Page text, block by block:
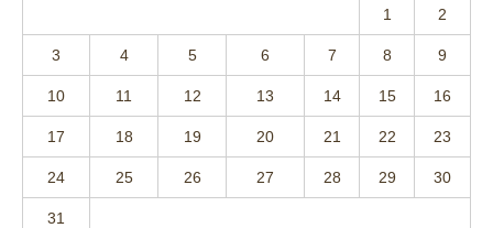
1 2
3 4 5 6 7 8 9
10 11 12 13 14 15 16
17 18 19 20 21 22 23
24 25 26 27 28 29 30
31